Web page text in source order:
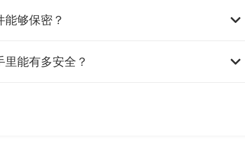
够保密？
能有多安全？